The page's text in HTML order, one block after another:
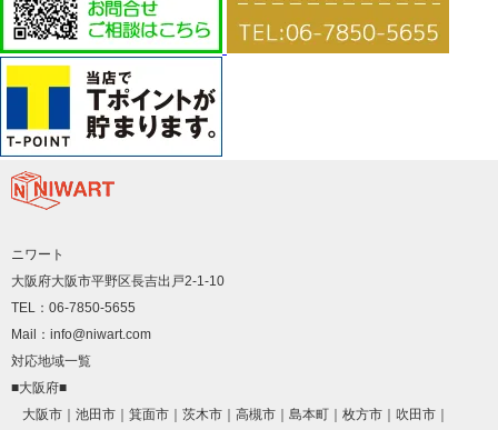
ニワート
大阪府大阪市平野区長吉出戸2-1-10
TEL：06-7850-5655
Mail：info@niwart.com
対応地域一覧
■大阪府■
大阪市
池田市 箕面市 茨木市 高槻市 島本町 枚方市
吹田市